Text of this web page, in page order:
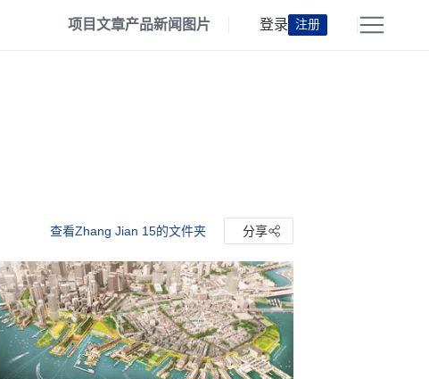
项目文章产品新闻 图片 登录 注册
查看Zhang Jian 15的文件夹 分享